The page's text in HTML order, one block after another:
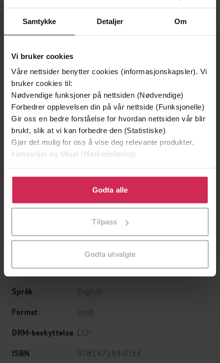
Samtykke Detaljer Om
Vi bruker cookies
Våre nettsider benytter cookies (informasjonskapsler). Vi
bruker cookies til:
Nødvendige funksjoner på nettsiden (Nødvendige)
Forbedrer opplevelsen din på vår nettside (Funksjonelle)
Gir oss en bedre forståelse for hvordan nettsiden vår blir
brukt, slik at vi kan forbedre den (Statistiske)
Gjør det mulig for oss å vise deg relevante produkter,
kampanjer og tilbud (Markedsføring)
Klikk på «Godta alle» for å gi oss ditt samtykke til å
bruke cookies for alle disse formålene. Du kan også
tilpasse ditt samtykke til spesifikke formål ved å klikke
Godta alle
Tilpass
Godta utvalgte
129,-
Minnesota
Jo Nesbø
EBOK
129,-
Utskudd
Jørn Lier Horst
Forfattere Dan Foulder(forfatter)
Philip Allan
07.12.2015
Sjanger
Språk
English
Format epub
DRM-beskyttelse LCP
ISBN 9781471844034